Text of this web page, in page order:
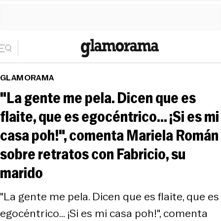
GLAMORAMA
"La gente me pela. Dicen que es
flaite, que es egocéntrico... ¡Si es mi
casa poh!", comenta Mariela Román
sobre retratos con Fabricio, su
marido
"La gente me pela. Dicen que es flaite, que es
egocéntrico... ¡Si es mi casa poh!", comenta